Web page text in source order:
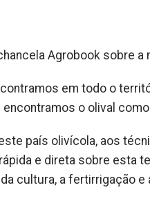
Agrobook sobre
em todo o
o olival
país olivícola, aos
e direta sobre esta
cultura, a fertirrigação